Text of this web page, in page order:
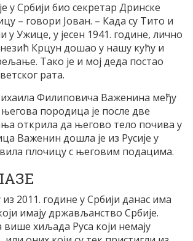
у Србији био секретар Дринске
– говори Јован. – Када су Тито и
у Ужице, у јесен 1941. године, лично
Крцун дошао у нашу кућу и
Тако је и мој деда постао
рата.
Филиповича Важенина међу
породица је после две
открила да његово тело почива у
Важенин дошла је из Русије у
плочицу с његовим подацима.
2011. године у Србији данас има
имају држављанство Србије.
хиљада Руса који немају